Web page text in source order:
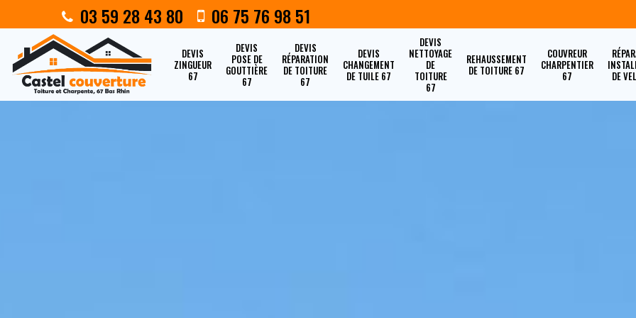
03 59 28 43 80 06 75 76 98 51
DEVIS
ZINGUEUR
67
DEVIS
POSE DE
GOUTTIÈRE
67
DEVIS
RÉPARATION
DE TOITURE
67
DEVIS
CHANGEMENT
DE TUILE 67
DEVIS
NETTOYAGE
DE
TOITURE
67
REHAUSSEMENT
DE TOITURE 67
COUVREUR
CHARPENTIER
67
DE